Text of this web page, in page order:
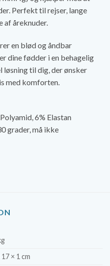
Perfekt til rejser, lange
af åreknuder.
en blød og åndbar
dine fødder i en behagelig
løsning til dig, der ønsker
med komforten.
6% Elastan
grader, må ikke
× 1 cm